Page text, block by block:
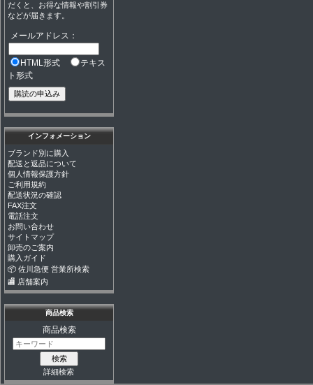
だくと、お得な情報や割引券
などが届きます。
メールアドレス：
HTML形式
テキス
ト形式
インフォメーション
ブランド別に購入
配送と返品について
個人情報保護方針
ご利用規約
配送状況の確認
FAX注文
電話注文
お問い合わせ
サイトマップ
卸売のご案内
購入ガイド
📦 佐川急便 営業所検索
🏬 店舗案内
商品検索
商品検索
詳細検索